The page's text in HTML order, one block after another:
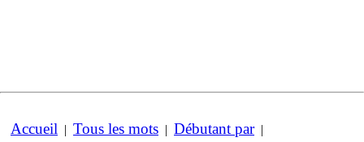
Accueil | Tous les mots | Débutant par|